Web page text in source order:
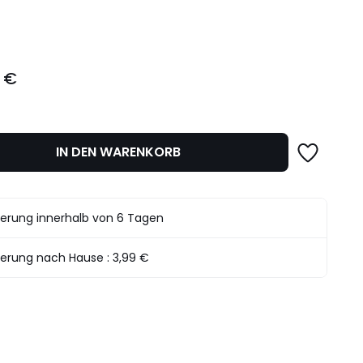
€
IN DEN WARENKORB
innerhalb von 6 Tagen
nach Hause :3,99 €